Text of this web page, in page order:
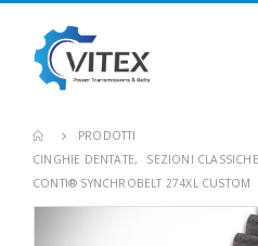
PRODOTTI
CINGHIE DENTATE, SEZIONI
CONTI® SYNCHROBELT 274XL CUSTOM